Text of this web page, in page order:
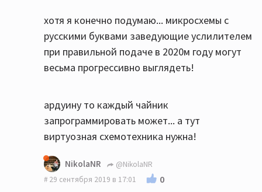
хотя я конечно подумаю... микросхемы с
русскими буквами заведующие услилителем
при правильной подаче в 2020м году могут
весьма прогрессивно выглядеть!
ардуину то каждый чайник
запрограммировать может... а тут
виртуозная схемотехника нужна!
NikolaNR
@NikolaNR
29 сентября 2019 в 17:01
0